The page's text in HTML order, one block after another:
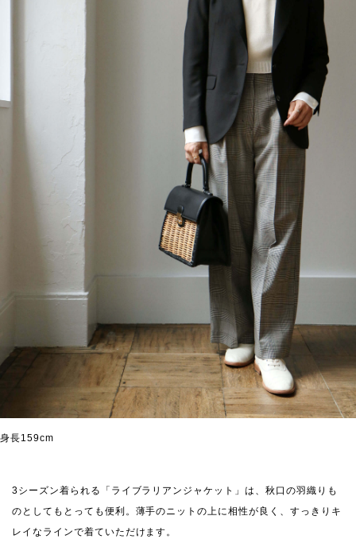
身長159cm
3シーズン着られる「ライブラリアンジャケット」は、秋口の羽織りも
のとしてもとっても便利。薄手のニットの上に相性が良く、すっきりキ
レイなラインで着ていただけます。